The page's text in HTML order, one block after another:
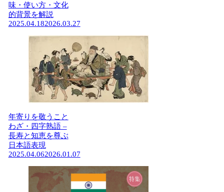
味・使い方・文化
的背景を解説
2025.04.182026.03.27
年寄りを敬うこと
わざ・四字熟語 –
長寿と知恵を尊ぶ
日本語表現
2025.04.062026.01.07